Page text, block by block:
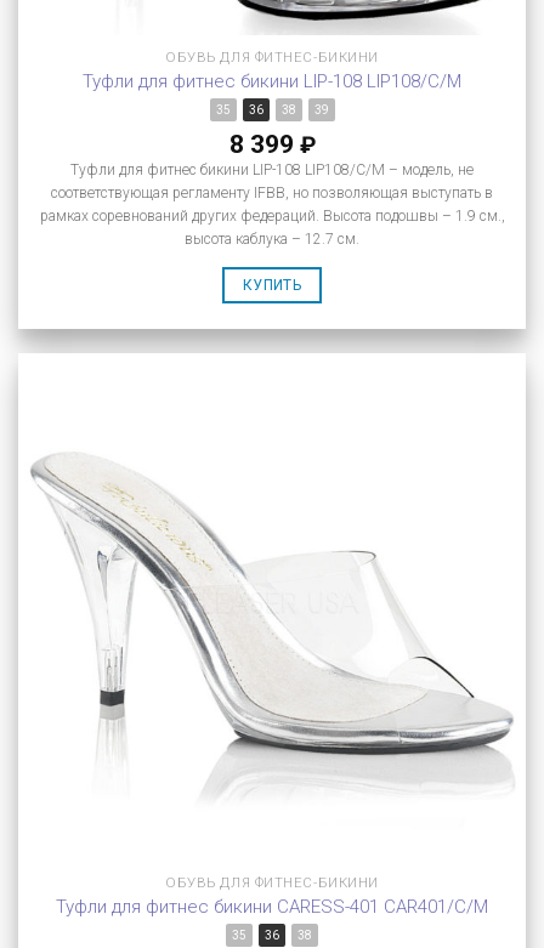
ОБУВЬ ДЛЯ ФИТНЕС-БИКИНИ
Туфли для фитнес бикини LIP-108 LIP108/C/M
35 36 38 39
8 399 ₽
Туфли для фитнес бикини LIP-108 LIP108/C/M – модель, не
соответствующая регламенту IFBB, но позволяющая выступать в
рамках соревнований других федераций. Высота подошвы – 1.9 см.,
высота каблука – 12.7 см.
КУПИТЬ
ОБУВЬ ДЛЯ ФИТНЕС-БИКИНИ
Туфли для фитнес бикини CARESS-401 CAR401/C/M
35 36 38